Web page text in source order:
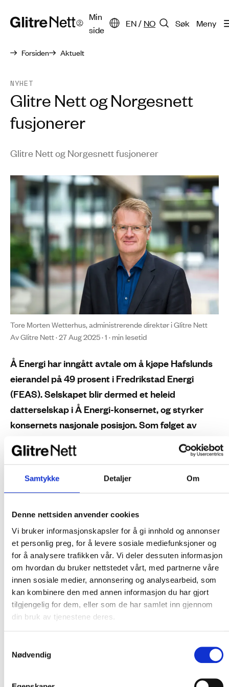
Samtykke Detaljer Om
Denne nettsiden anvender cookies
Vi bruker informasjonskapsler for å gi innhold og annonser
et personlig preg, for å levere sosiale mediefunksjoner og
for å analysere trafikken vår. Vi deler dessuten informasjon
om hvordan du bruker nettstedet vårt, med partnerne våre
innen sosiale medier, annonsering og analysearbeid, som
kan kombinere den med annen informasjon du har gjort
tilgjengelig for dem, eller som de har samlet inn gjennom
din bruk av tjenestene deres.
Nødvendig
Min
side
EN/ NO Søk Meny
Forsiden Aktuelt
NYHET
Glitre Nett og Norgesnett
fusjonerer
Glitre Nett og Norgesnett fusjonerer
Tore Morten Wetterhus, administrerende direktør i Glitre Nett
Av Glitre Nett · 27 Aug 2025 · 1 · min lesetid
Å Energi har inngått avtale om å kjøpe Hafslunds
eierandel på 49 prosent i Fredrikstad Energi
(FEAS). Selskapet blir dermed et heleid
datterselskap i Å Energi-konsernet, og styrker
konsernets nasjonale posisjon. Som følget av
datterselskapene Glitre Nett og Norgesnett innen
kommunes eierandel på 51 prosent i FEAS. Etter
konstruktive samtaler med Hafslund er det
enighet om at Å Energi kjøper resten av selskapet.
FEAS eier nettselskapet Norgesnett, som drifter
strømnett med over 100.000 kunder, og
Nettpartner, en av landets største entreprenører
innen elektrisk infrastruktur.
og en del av Å Energi konsernet. Ved å samle
Glitre Nett og Norgesnett bringer vi sammen to av
Norges ledende nettselskaper. Med til sammen